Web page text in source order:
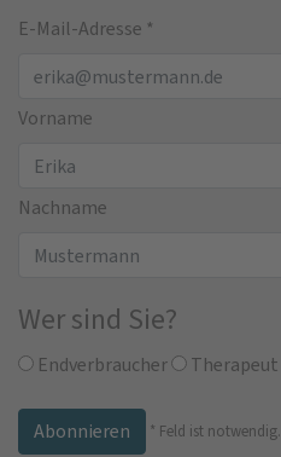
E-Mail-Adresse *
Vorname
Nachname
Wer sind Sie?
Endverbraucher Therapeut
* Feld ist notwendig.